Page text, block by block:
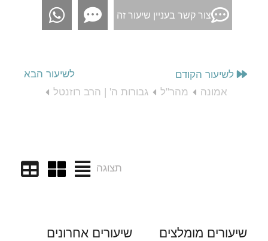
צור קשר בעניין שיעור זה
לשיעור הקודם
לשיעור הבא
אמונה
מהר"ל גבורות ה' | הרב רוזנטל
תצוגה
שיעורים מומלצים שיעורים אחרונים